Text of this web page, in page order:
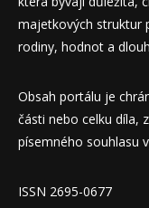
majetkových struktur
rodiny, hodnot a
Obsah portálu je
části nebo celku díla,
písemného souhlasu
ISSN 2695-0677